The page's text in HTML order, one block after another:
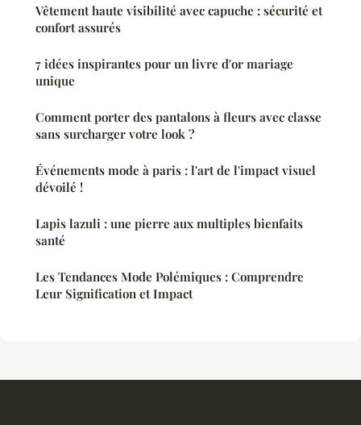
Vêtement haute visibilité avec capuche : sécurité et
confort assurés
7 idées inspirantes pour un livre d'or mariage
unique
Comment porter des pantalons à fleurs avec classe
sans surcharger votre look ?
Événements mode à paris : l'art de l'impact visuel
dévoilé !
Lapis lazuli : une pierre aux multiples bienfaits
santé
Les Tendances Mode Polémiques : Comprendre
Leur Signification et Impact